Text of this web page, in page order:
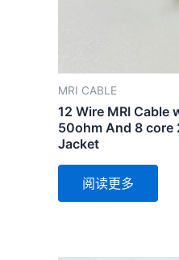
MRI CABLE
12 Wire MRI Cable
50ohm And 8 core
Jacket
阅读更多